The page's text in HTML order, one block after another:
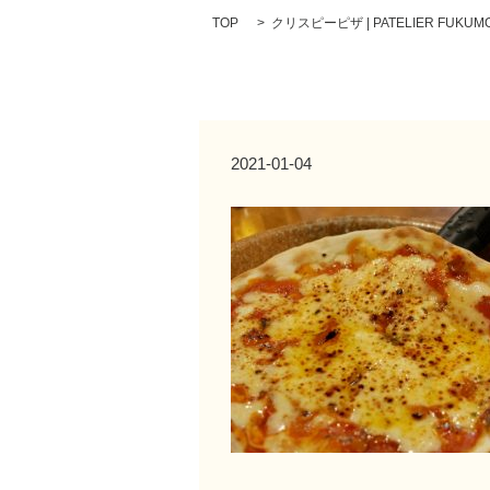
TOP クリスピーピザ | PATELIER
2021-01-04